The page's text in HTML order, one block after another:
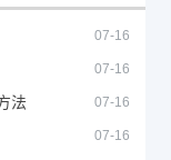
07-16
07-16
法 07-16
07-16